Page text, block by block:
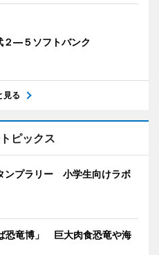
２―５ソフトバンク
見る
ピックス
ンプラリー 小学生向けラボ
恐竜博」 巨大肉食恐竜や海